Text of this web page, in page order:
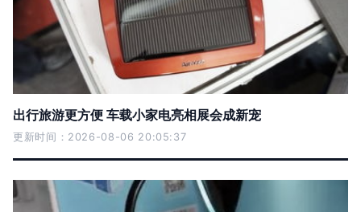
出行旅游更方便 车载小家电亮相展会成新宠
更新时间：2026-08-06 20:05:37